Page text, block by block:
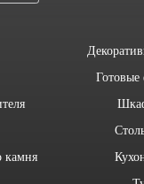
камня
Готовые